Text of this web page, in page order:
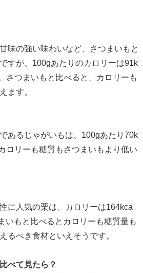
味の強い味わいなど、さつまいもと
すが、100gあたりのカロリーは91k
さつまいもと比べると、カロリーも
ます。
あるじゃがいもは、100gあたり70k
ロリーも糖質もさつまいもより低い
に人気の栗は、カロリーは164kca
いもと比べるとカロリーも糖質量も
るべき食材といえそうです。
べて見たら？